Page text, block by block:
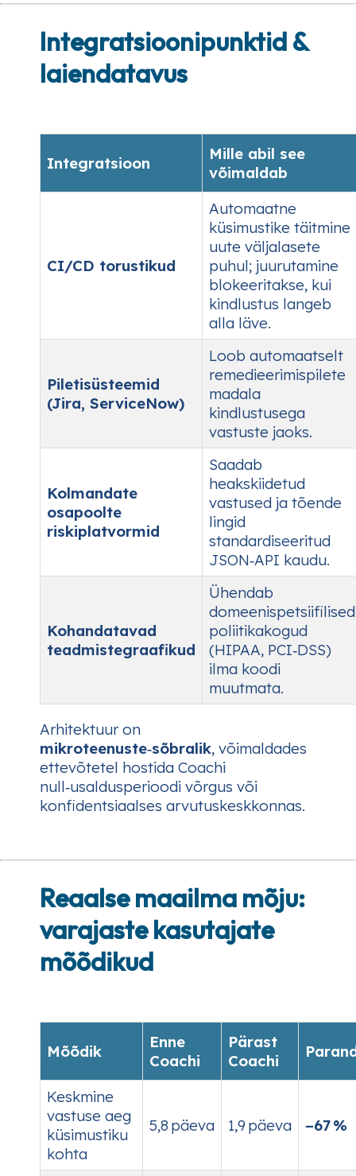
Integratsioonipunktid &
laiendatavus
Integratsioon
Mille abil see
võimaldab
CI/CD torustikud
Automaatne
küsimustike täitmine
uute väljalasete
puhul; juurutamine
blokeeritakse, kui
kindlustus langeb
alla läve.
Piletisüsteemid
(Jira, ServiceNow)
Loob automaatselt
remedieerimispilete
madala
kindlustusega
vastuste jaoks.
Kolmandate
osapoolte
riskiplatvormid
Saadab
heakskiidetud
vastused ja tõende
lingid
standardiseeritud
JSON‑API kaudu.
Kohandatavad
teadmistegraafikud
Ühendab
domeenispetsiifilised
poliitikakogud
(HIPAA, PCI‑DSS)
ilma koodi
muutmata.
Arhitektuur on
mikroteenuste‑sõbralik, võimaldades
ettevõtetel hostida Coachi
null‑usaldusperioodi võrgus või
konfidentsiaalses arvutuskeskkonnas.
Reaalse maailma mõju:
varajaste kasutajate
mõõdikud
Mõõdik
Enne
Coachi
Pärast
Coachi
Keskmine
vastuse aeg
küsimustiku
kohta
5,8 päeva 1,9 päeva −67 %